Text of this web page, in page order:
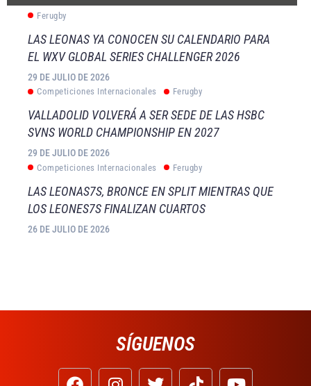
Ferugby
LAS LEONAS YA CONOCEN SU CALENDARIO PARA
EL WXV GLOBAL SERIES CHALLENGER 2026
29 DE JULIO DE 2026
Competiciones Internacionales Ferugby
VALLADOLID VOLVERÁ A SER SEDE DE LAS HSBC
SVNS WORLD CHAMPIONSHIP EN 2027
29 DE JULIO DE 2026
Competiciones Internacionales Ferugby
LAS LEONAS7S, BRONCE EN SPLIT MIENTRAS QUE
LOS LEONES7S FINALIZAN CUARTOS
26 DE JULIO DE 2026
SÍGUENOS